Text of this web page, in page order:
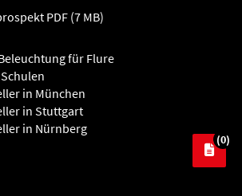
PDF (7 MB)
für Flure
in München
in Stuttgart
in Nürnberg
(0)